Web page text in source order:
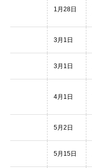
1月28日
3月1日
3月1日
4月1日
5月2日
5月15日